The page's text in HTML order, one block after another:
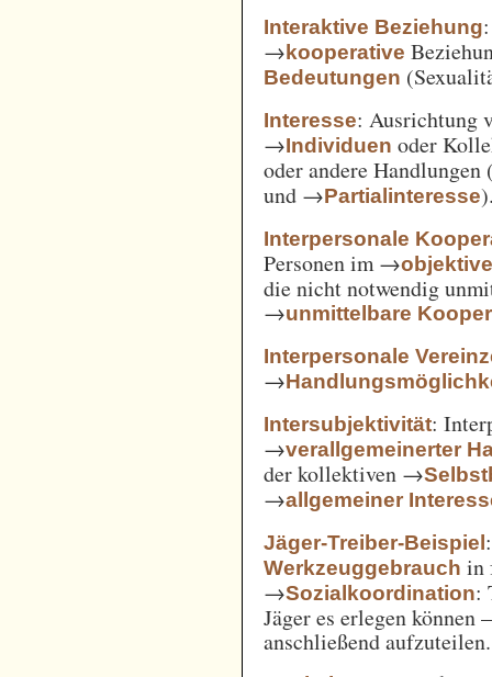
Interaktive Beziehung
→kooperative
Bedeutungen
Interesse: Ausrichtung
→Individuen oder
oder andere
und →Partialinteresse
Interpersonale
Personen im →
die nicht notwendig
→unmittelbare
Interpersonale
→
Intersubjektivität:
→verallgemeinerter
der kollektiven →
→allgemeiner
Jäger-Treiber-Beispiel
Werkzeuggebrauch in
→Sozialkoordination:
Jäger es erlegen
anschließend aufzuteilen.